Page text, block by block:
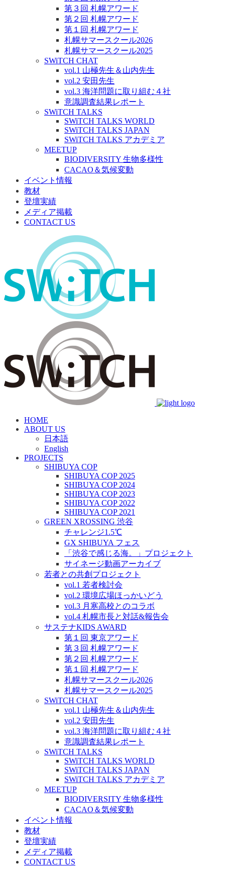
第３回 札幌アワード
第２回 札幌アワード
第１回 札幌アワード
札幌サマースクール2026
札幌サマースクール2025
SWiTCH CHAT
vol.1 山極先生＆山内先生
vol.2 安田先生
vol.3 海洋問題に取り組む４社
意識調査結果レポート
SWiTCH TALKS
SWiTCH TALKS WORLD
SWiTCH TALKS JAPAN
SWiTCH TALKS アカデミア
MEETUP
BIODIVERSITY 生物多様性
CACAO＆気候変動
イベント情報
教材
登壇実績
メディア掲載
CONTACT US
HOME
ABOUT US
日本語
English
PROJECTS
SHIBUYA COP
SHIBUYA COP 2025
SHIBUYA COP 2024
SHIBUYA COP 2023
SHIBUYA COP 2022
SHIBUYA COP 2021
GREEN XROSSING 渋谷
チャレンジ1.5℃
GX SHIBUYA フェス
「渋谷で感じる海。」プロジェクト
サイネージ動画アーカイブ
若者との共創プロジェクト
vol.1 若者検討会
vol.2 環境広場ほっかいどう
vol.3 月寒高校とのコラボ
vol.4 札幌市長と対話&報告会
サステナKIDS AWARD
第１回 東京アワード
第３回 札幌アワード
第２回 札幌アワード
第１回 札幌アワード
札幌サマースクール2026
札幌サマースクール2025
SWiTCH CHAT
vol.1 山極先生＆山内先生
vol.2 安田先生
vol.3 海洋問題に取り組む４社
意識調査結果レポート
SWiTCH TALKS
SWiTCH TALKS WORLD
SWiTCH TALKS JAPAN
SWiTCH TALKS アカデミア
MEETUP
BIODIVERSITY 生物多様性
CACAO＆気候変動
イベント情報
教材
登壇実績
メディア掲載
CONTACT US